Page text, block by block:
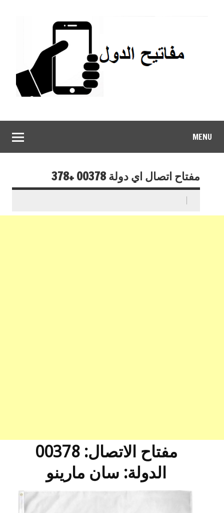
MENU
مفتاح اتصال اي دولة 00378 +378
مفتاح الاتصال: 00378
الدولة: سان مارينو